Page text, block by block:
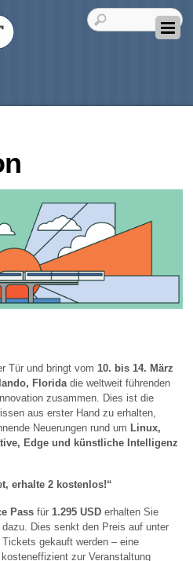
Tür und bringt vom 10. bis 14. März
Florida die weltweit führenden
zusammen. Dies ist die
aus erster Hand zu erhalten,
Neuerungen rund um Linux,
Edge und künstliche Intelligenz
erhalte 2 kostenlos!“
Pass für 1.295 USD erhalten Sie
dazu. Dies senkt den Preis auf unter
Tickets gekauft werden – eine
zur Veranstaltung